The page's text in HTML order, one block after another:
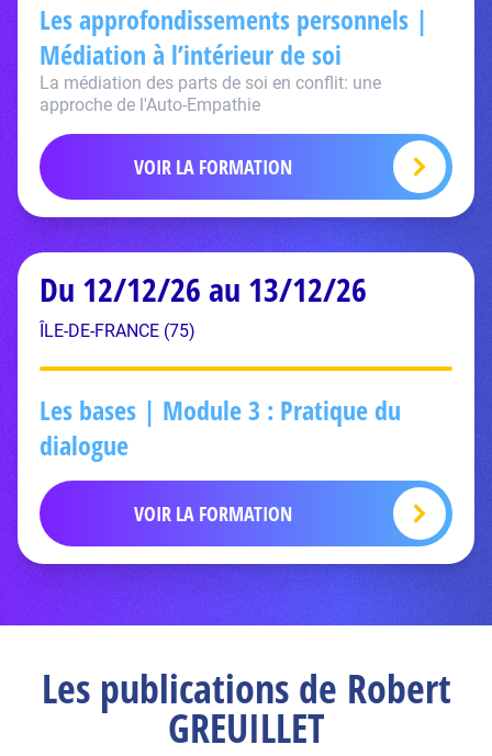
Les approfondissements personnels |
Médiation à l’intérieur de soi
La médiation des parts de soi en conflit: une
approche de l'Auto-Empathie
VOIR LA FORMATION
Du 12/12/26 au 13/12/26
ÎLE-DE-FRANCE (75)
Les bases | Module 3 : Pratique du
dialogue
VOIR LA FORMATION
Les publications de Robert
GREUILLET